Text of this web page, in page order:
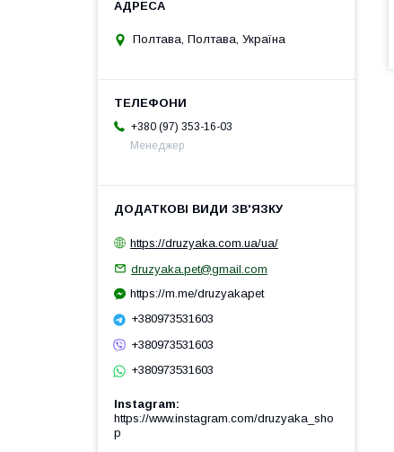
Полтава, Полтава, Україна
+380 (97) 353-16-03
Менеджер
https://druzyaka.com.ua/ua/
druzyaka.pet@gmail.com
https://m.me/druzyakapet
+380973531603
+380973531603
+380973531603
Instagram
https://www.instagram.com/druzyaka_sho
p